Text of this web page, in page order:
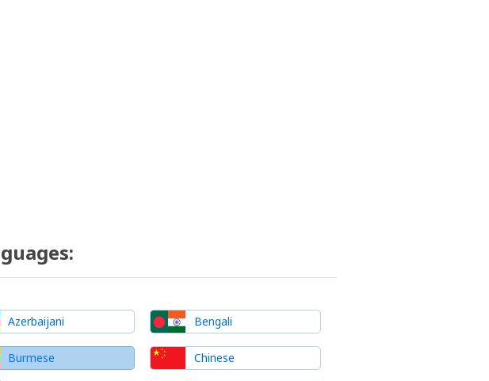
Azerbaijani Bengali
Burmese Chinese